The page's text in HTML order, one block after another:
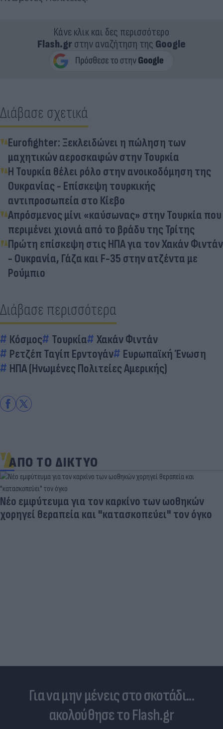
Κάνε κλικ και δες περισσότερο
Flash.grστην αναζήτηση της Google
Διάβασε σχετικά
Eurofighter: Ξεκλειδώνει η πώληση των
μαχητικών αεροσκαφών στην Τουρκία
Η Τουρκία θέλει ρόλο στην ανοικοδόμηση της
Ουκρανίας - Επίσκεψη τουρκικής
αντιπροσωπεία στο Κίεβο
Απρόσμενος μίνι «καύσωνας» στην Τουρκία που
περιμένει χιονιά από το βράδυ της Τρίτης
Πρώτη επίσκεψη στις ΗΠΑ για τον Χακάν Φιντάν
- Ουκρανία, Γάζα και F-35 στην ατζέντα με
Ρούμπιο
Διάβασε περισσότερα
Κόσμος Τουρκία
Χακάν Φιντάν
Ρετζέπ Ταγίπ Ερντογάν
Ευρωπαϊκή Ένωση
ΗΠΑ (Ηνωμένες Πολιτείες Αμερικής)
ΑΠΟ ΤΟ ΔΙΚΤΥΟ
Νέο εμφύτευμα για τον καρκίνο των ωοθηκών
χορηγεί θεραπεία και "κατασκοπεύει" τον όγκο
Για να μην μένεις στο σκοτάδι...
ακολούθησε το Flash.gr